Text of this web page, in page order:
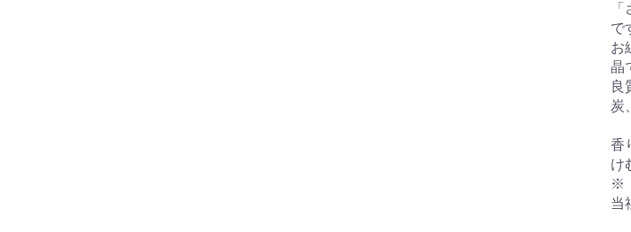
で
お
晶
良
炭
香
け
※
当